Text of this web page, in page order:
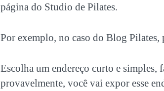
página do Studio de Pilates.
Por exemplo, no caso do Blog Pilates,
Escolha um endereço curto e
provavelmente, você vai expor esse